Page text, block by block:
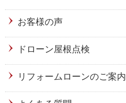
お客様の声
ドローン屋根点検
リフォームローンのご案内